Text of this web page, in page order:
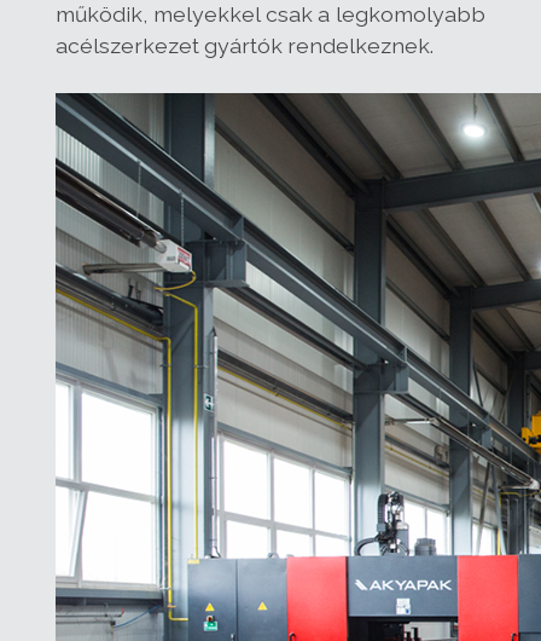
működik, melyekkel csak a legkomolyabb
acélszerkezet gyártók rendelkeznek.